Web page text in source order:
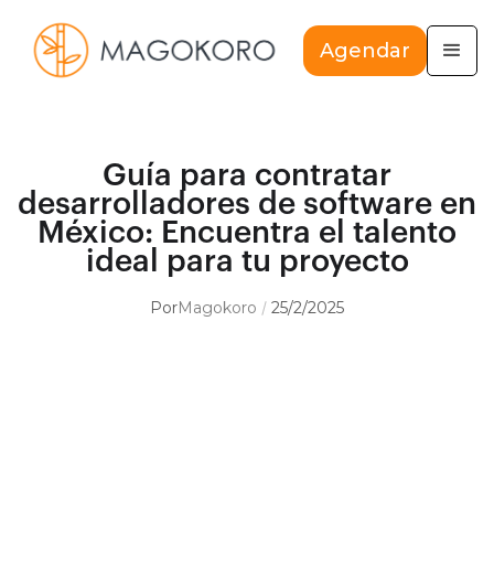
Agendar
Guía para contratar
desarrolladores de software en
México: Encuentra el talento
ideal para tu proyecto
PorMagokoro 25/2/2025